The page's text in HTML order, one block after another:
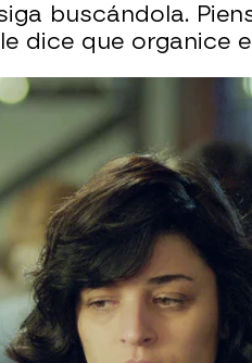
buscándola.
dice que organice